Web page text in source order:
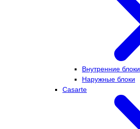
Внутренние блоки
Наружные блоки
Casarte